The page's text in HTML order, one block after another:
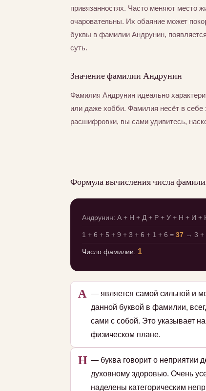
привязанностях. Часто меняют место
очаровательны. Их обаяние может
буквы в фамилии Андрунин,
суть.
Значение фамилии Андрунин
Фамилия Андрунин идеально
или даже хобби. Фамилия несёт в
расшифровки, вы сами удивитесь,
Формула вычисления числа
Андрунин: А + Н + Д + Р + У + Н + И +
1 + 6 + 5 + 9 + 3 + 6 + 1 + 6 = 37 → 3 +
Число фамилии: 1
А — является самой сильной и
данной буквой в фамилии,
сами с собой. Это указывает
физическом плане.
Н — буква говорит о неприятии
духовному здоровью. Очень
наделены категорическим